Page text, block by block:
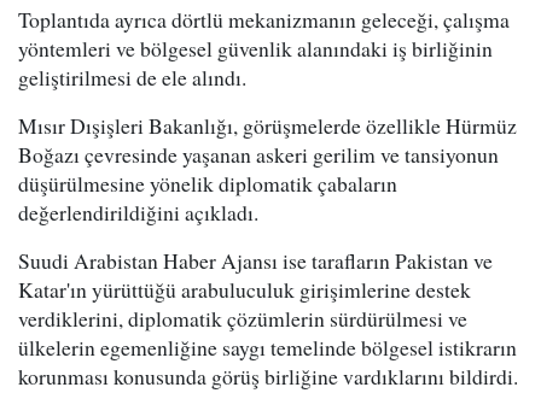
Toplantıda ayrıca dörtlü mekanizmanın geleceği, çalışma
yöntemleri ve bölgesel güvenlik alanındaki iş birliğinin
geliştirilmesi de ele alındı.
Mısır Dışişleri Bakanlığı, görüşmelerde özellikle Hürmüz
Boğazı çevresinde yaşanan askeri gerilim ve tansiyonun
düşürülmesine yönelik diplomatik çabaların
değerlendirildiğini açıkladı.
Suudi Arabistan Haber Ajansı ise tarafların Pakistan ve
Katar'ın yürüttüğü arabuluculuk girişimlerine destek
verdiklerini, diplomatik çözümlerin sürdürülmesi ve
ülkelerin egemenliğine saygı temelinde bölgesel istikrarın
korunması konusunda görüş birliğine vardıklarını bildirdi.